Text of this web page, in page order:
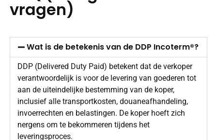
vragen)
Wat is de betekenis van de DDP Incoterm®?
DDP (Delivered Duty Paid) betekent dat de verkoper
verantwoordelijk is voor de levering van goederen tot
aan de uiteindelijke bestemming van de koper,
inclusief alle transportkosten, douaneafhandeling,
invoerrechten en belastingen. De koper hoeft zich
nergens om te bekommeren tijdens het
leveringsproces.